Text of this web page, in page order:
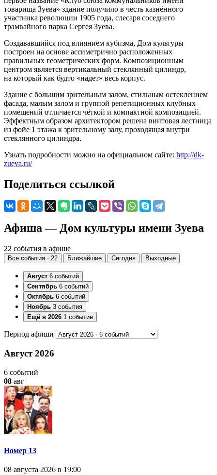
товарища Зуева» здание получило в честь казнённого
участника революции 1905 года, слесаря соседнего
трамвайного парка Сергея Зуева.
Создававшийся под влиянием кубизма, Дом культуры
построен на основе ассиметрично расположенных
правильных геометрических форм. Композиционным
центром является вертикальный стеклянный цилиндр,
на который как будто «надет» весь корпус.
Здание с большим зрительным залом, стильным остеклением
фасада, малым залом и группой репетиционных клубных
помещений отличается чёткой и компактной композицией.
Эффектным образом архитектором решена винтовая лестница
из фойе 1 этажа к зрительному залу, проходящая внутри
стеклянного цилиндра.
Узнать подробности можно на официальном сайте: http://dk-
zueva.ru/
Поделиться ссылкой
Афиша — Дом культуры имени Зуева
22 события в афише
Все события · 22 Ближайшие Сегодня Выходные
Август 6 событий
Сентябрь 6 событий
Октябрь 6 событий
Ноябрь 3 события
Ещё в 2026 1 событие
Период афиши
Август 2026
6 событий
08 авг
Номер 13
08 августа 2026 в 19:00